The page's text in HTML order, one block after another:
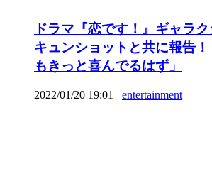
ドラマ『恋です！』ギャラ
キュンショットと共に報告
もきっと喜んでるはず」
2022/01/20 19:01 entertainment